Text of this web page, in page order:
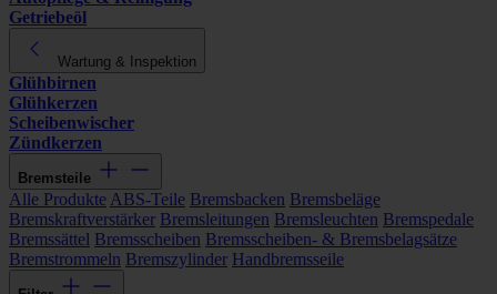
Getriebeöl
Wartung & Inspektion
Glühbirnen
Glühkerzen
Scheibenwischer
Zündkerzen
Bremsteile
Alle Produkte ABS-Teile Bremsbacken Bremsbeläge
Bremskraftverstärker Bremsleitungen Bremsleuchten Bremspedale
Bremssättel Bremsscheiben Bremsscheiben- & Bremsbelagsätze
Bremstrommeln Bremszylinder Handbremsseile